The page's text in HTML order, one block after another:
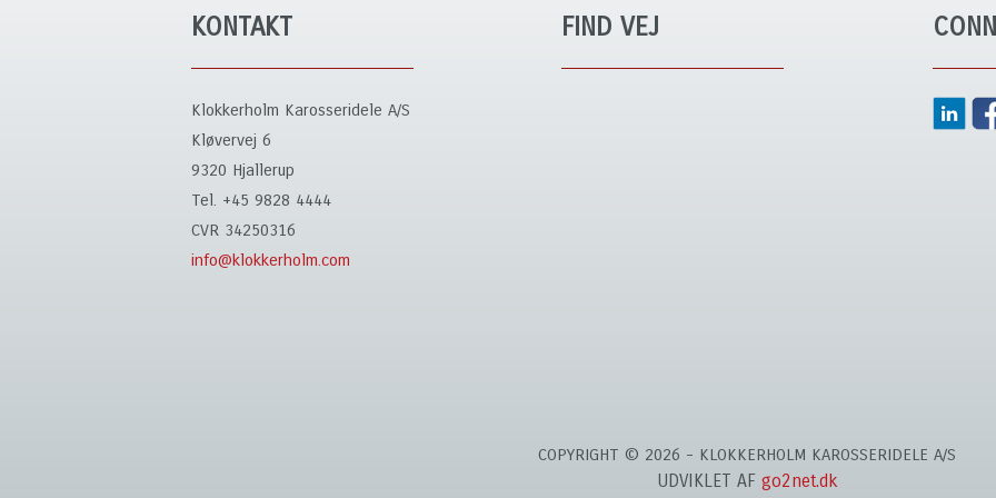
KONTAKT
Klokkerholm Karosseridele A/S
Kløvervej 6
9320 Hjallerup
Tel. +45 9828 4444
CVR 34250316
info@klokkerholm.com
FIND VEJ
COPYRIGHT © 2026 - KLOKKERHOLM KAROSSERIDELE A/S
UDVIKLET AF go2net.dk